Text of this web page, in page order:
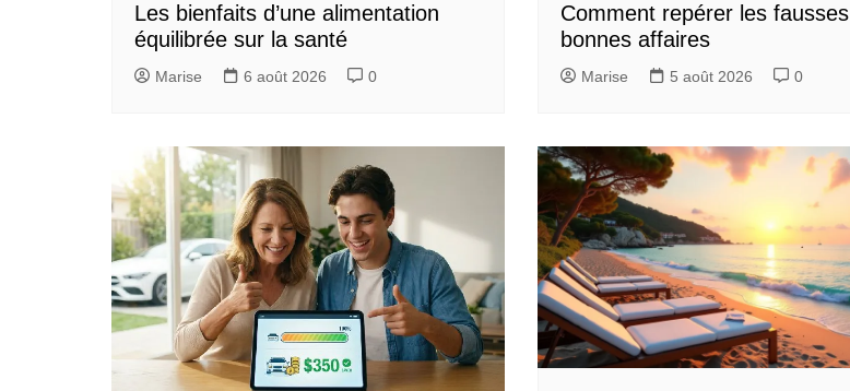
Les bienfaits d’une alimentation
équilibrée sur la santé
Marise 6 août 2026 0
Comment repérer les fausses
bonnes affaires
Marise 5 août 2026 0